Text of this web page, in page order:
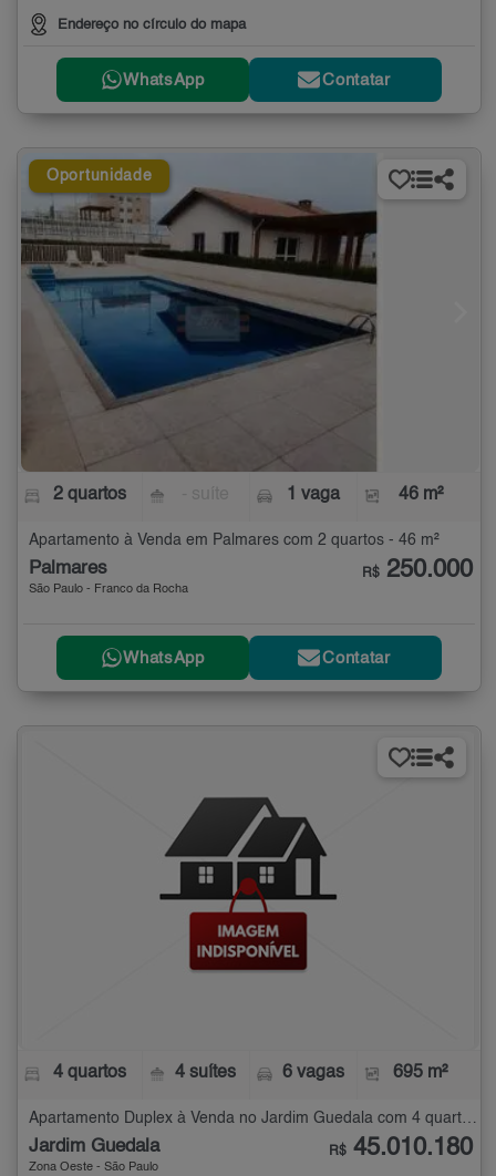
Endereço no círculo do mapa
WhatsApp Contatar
Oportunidade
2 quartos 1 vaga 46 m²
Apartamento à Venda em Palmares com 2 quartos - 46 m²
Palmares
São Paulo - Franco da Rocha
R$ 250.000
WhatsApp Contatar
4 quartos 4 suítes 6 vagas 695 m²
Apartamento Duplex à Venda no Jardim Guedala com 4 quartos - 695 m²
Jardim Guedala
Zona Oeste - São Paulo
R$ 45.010.180